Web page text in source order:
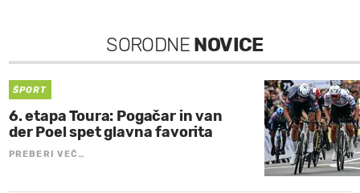
SORODNE NOVICE
ŠPORT
6. etapa Toura: Pogačar in van
der Poel spet glavna favorita
PREBERI VEČ…